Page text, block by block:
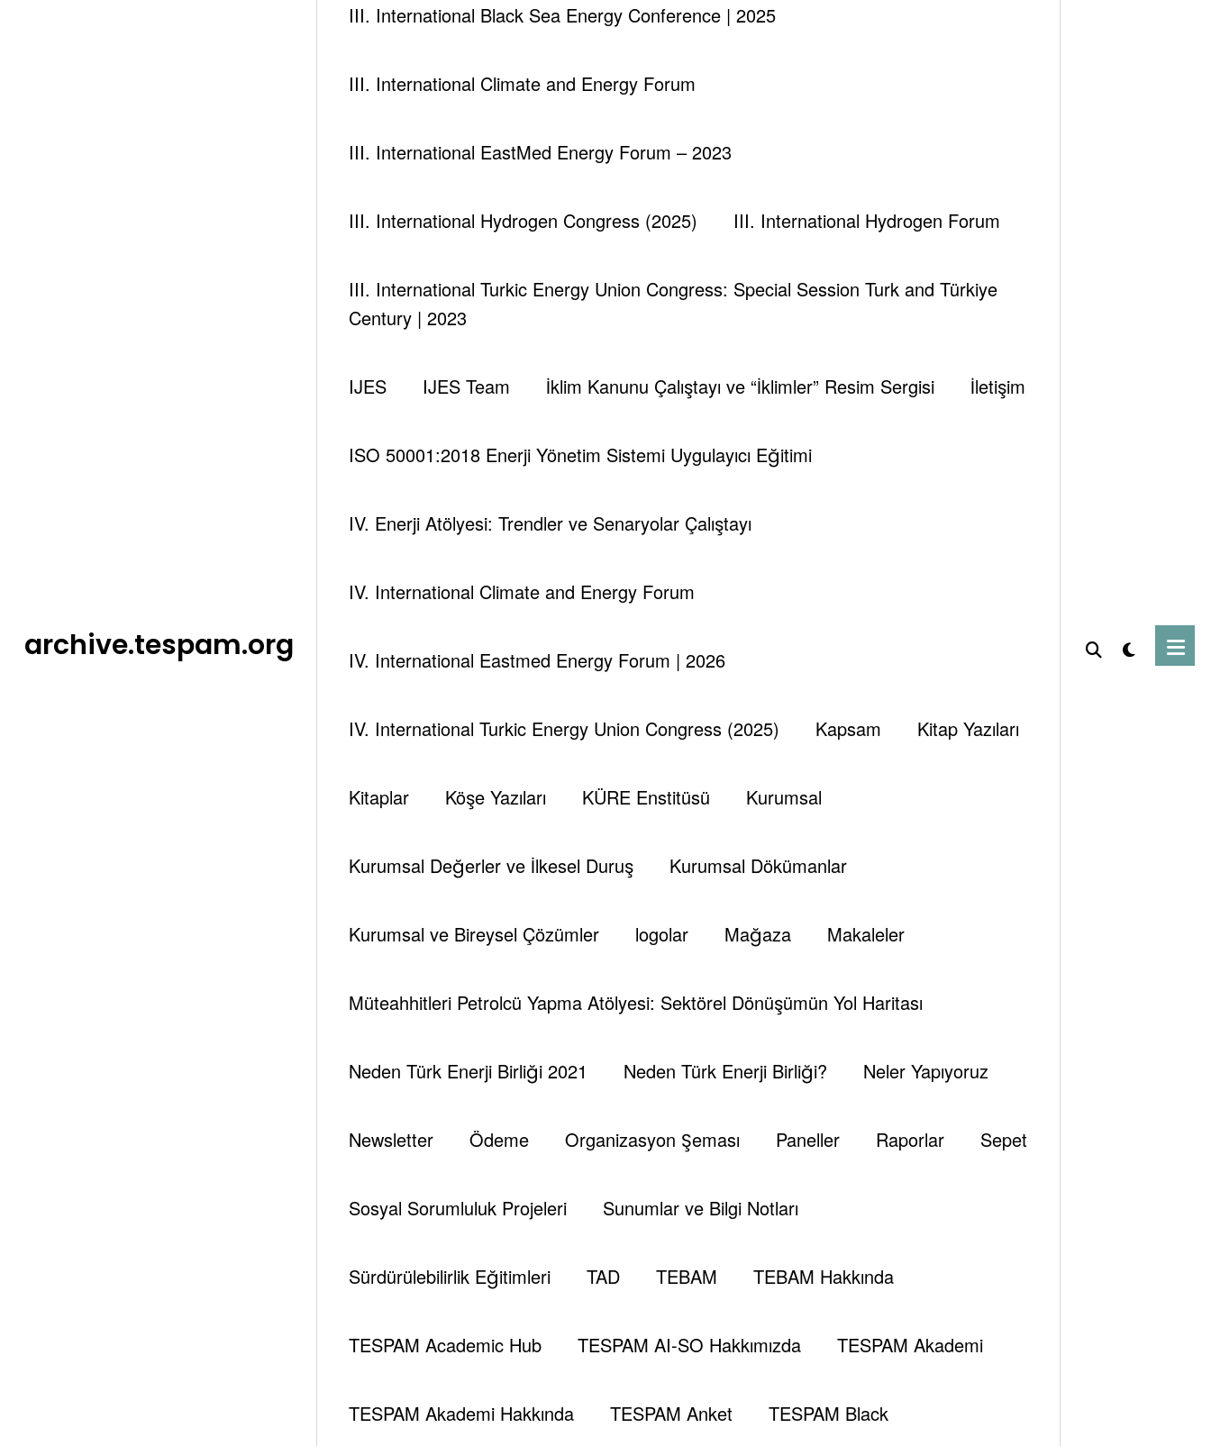
archive.tespam.org
III. International Black Sea Energy Conference | 2025
III. International Climate and Energy Forum
III. International EastMed Energy Forum – 2023
III. International Hydrogen Congress (2025) III. International Hydrogen Forum
III. International Turkic Energy Union Congress: Special Session Turk and Türkiye
Century | 2023
IJES IJES Team İklim Kanunu Çalıştayı ve “İklimler” Resim Sergisi İletişim
ISO 50001:2018 Enerji Yönetim Sistemi Uygulayıcı Eğitimi
IV. Enerji Atölyesi: Trendler ve Senaryolar Çalıştayı
IV. International Climate and Energy Forum
IV. International Eastmed Energy Forum | 2026
IV. International Turkic Energy Union Congress (2025) Kapsam Kitap Yazıları
Kitaplar Köşe Yazıları KÜRE Enstitüsü Kurumsal
Kurumsal Değerler ve İlkesel Duruş Kurumsal Dökümanlar
Kurumsal ve Bireysel Çözümler logolar Mağaza Makaleler
Müteahhitleri Petrolcü Yapma Atölyesi: Sektörel Dönüşümün Yol Haritası
Neden Türk Enerji Birliği 2021 Neden Türk Enerji Birliği? Neler Yapıyoruz
Newsletter Ödeme Organizasyon Şeması Paneller Raporlar Sepet
Sosyal Sorumluluk Projeleri Sunumlar ve Bilgi Notları
Sürdürülebilirlik Eğitimleri TAD TEBAM TEBAM Hakkında
TESPAM Academic Hub TESPAM AI-SO Hakkımızda TESPAM Akademi
TESPAM Akademi Hakkında TESPAM Anket TESPAM Black